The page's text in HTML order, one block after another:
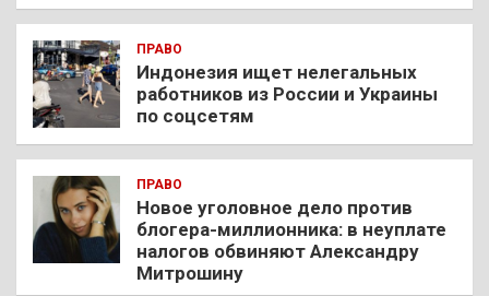
ПРАВО
Индонезия ищет нелегальных
работников из России и Украины
по соцсетям
ПРАВО
Новое уголовное дело против
блогера-миллионника: в неуплате
налогов обвиняют Александру
Митрошину